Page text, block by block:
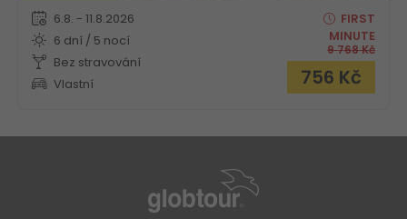
6.8. - 11.8.2026
6 dní / 5 nocí
Bez stravování
Vlastní
FIRST
MINUTE
9 768Kč
756 Kč